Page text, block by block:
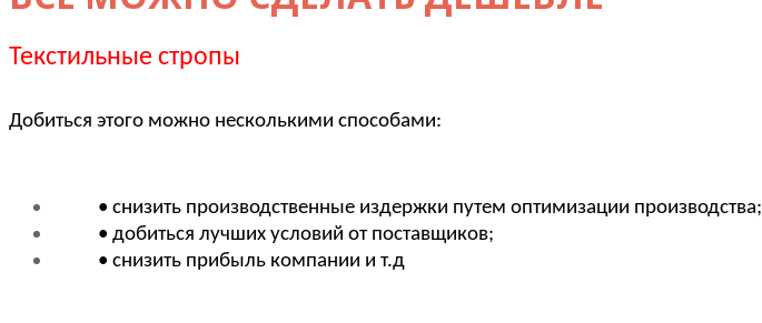
Текстильные стропы
Добиться этого можно несколькими способами:
• снизить производственные издержки путем оптимизации производства;
• добиться лучших условий от поставщиков;
• снизить прибыль компании и т.д